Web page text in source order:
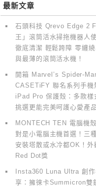
最新文章
石頭科技 Qrevo Edge 2
王」滾筒活水掃拖機器人
徹底清潔 輕鬆跨障 零纏
與最薄的滾筒活水機！
開箱 Marvel’s Spider-
CASETiFY 聯名系列手機
iPad Pro 保護殼：多款樣
挑選更能完美呵護心愛產品
MONTECH TEN 電腦機
對是小電腦主機首選！三
安裝塔散或水冷都OK！外
Red Dot獎
Insta360 Luna Ultra 創
享：擁徠卡Summicron雙